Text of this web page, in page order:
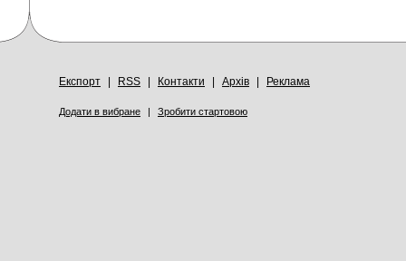
Експорт RSS Контакти Архів Реклама
Додати в вибране | Зробити стартовою